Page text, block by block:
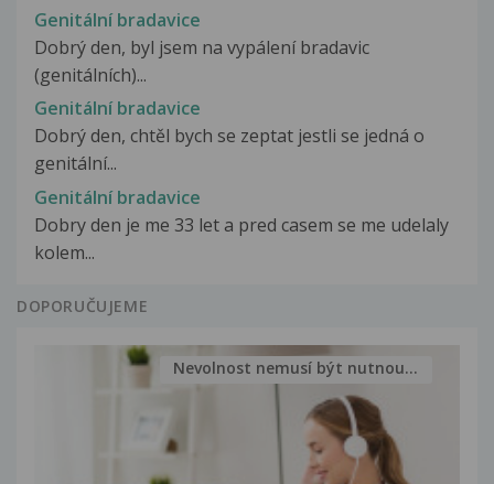
Genitální bradavice
Dobrý den, byl jsem na vypálení bradavic
(genitálních)...
Genitální bradavice
Dobrý den, chtěl bych se zeptat jestli se jedná o
genitální...
Genitální bradavice
Dobry den je me 33 let a pred casem se me udelaly
kolem...
DOPORUČUJEME
Nevolnost nemusí být nutnou...